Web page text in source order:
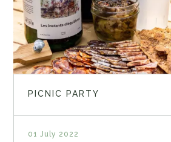
PICNIC PARTY
01 July 2022